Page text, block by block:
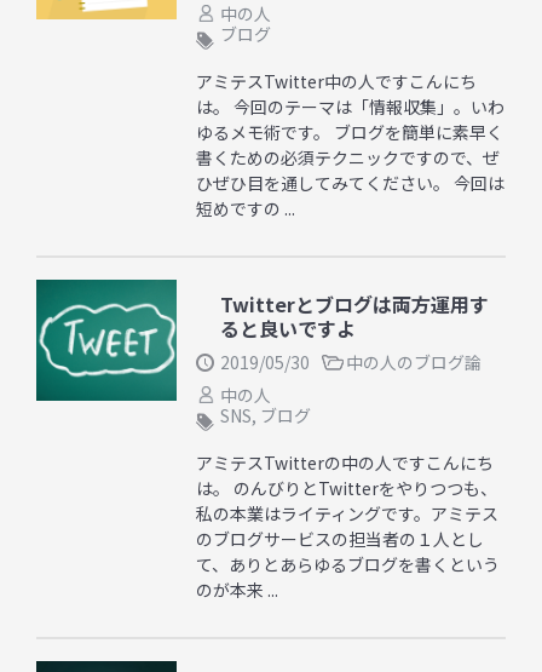
中の人
ブログ
アミテスTwitter中の人ですこんにち
は。 今回のテーマは「情報収集」。いわ
ゆるメモ術です。 ブログを簡単に素早く
書くための必須テクニックですので、ぜ
ひぜひ目を通してみてください。 今回は
短めですの ...
Twitterとブログは両方運用す
ると良いですよ
2019/05/30
中の人のブログ論
中の人
SNS, ブログ
アミテスTwitterの中の人ですこんにち
は。 のんびりとTwitterをやりつつも、
私の本業はライティングです。アミテス
のブログサービスの担当者の１人とし
て、ありとあらゆるブログを書くという
のが本来 ...